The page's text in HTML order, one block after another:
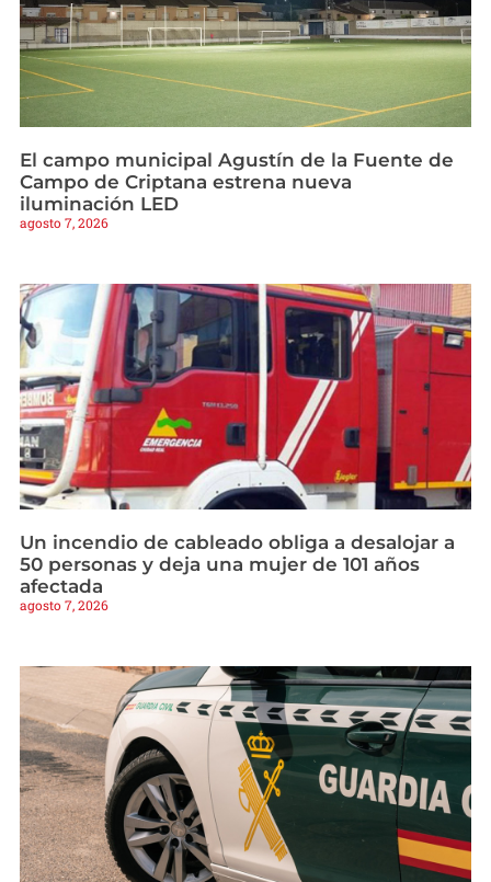
El campo municipal Agustín de la Fuente de
Campo de Criptana estrena nueva
iluminación LED
agosto 7, 2026
Un incendio de cableado obliga a desalojar a
50 personas y deja una mujer de 101 años
afectada
agosto 7, 2026